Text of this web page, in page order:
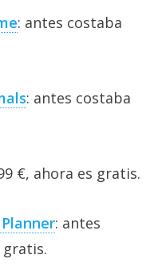
: antes costaba
: antes costaba
€, ahora es gratis.
: antes
gratis.